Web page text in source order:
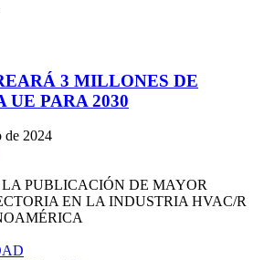
3 MILLONES DE
UE PARA 2030
de 2024
LA PUBLICACIÓN DE MAYOR
EN LA INDUSTRIA HVAC/R